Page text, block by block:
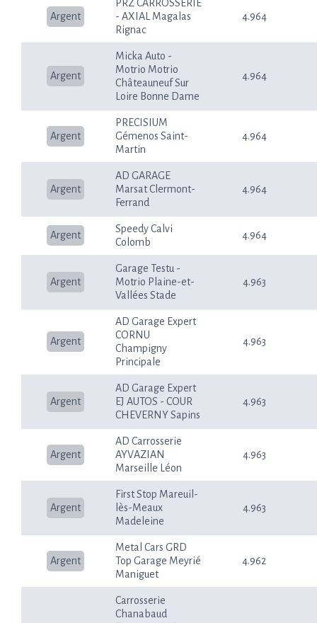
Argent
PRZ CARROSSERIE
- AXIAL Magalas
Rignac
4.964
Argent
Micka Auto -
Motrio Motrio
Châteauneuf Sur
Loire Bonne Dame
4.964
Argent
PRECISIUM
Gémenos Saint-
Martin
4.964
Argent
AD GARAGE
Marsat Clermont-
Ferrand
4.964
Argent
Speedy Calvi
Colomb
4.964
Argent
Garage Testu -
Motrio Plaine-et-
Vallées Stade
4.963
Argent
AD Garage Expert
CORNU
Champigny
Principale
4.963
Argent
AD Garage Expert
EJ AUTOS - COUR
CHEVERNY Sapins
4.963
Argent
AD Carrosserie
AYVAZIAN
Marseille Léon
4.963
Argent
First Stop Mareuil-
lès-Meaux
Madeleine
4.963
Argent
Metal Cars GRD
Top Garage Meyrié
Maniguet
4.962
Carrosserie
Chanabaud